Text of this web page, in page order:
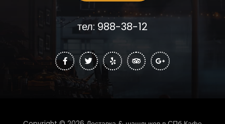
тел: 988-38-12